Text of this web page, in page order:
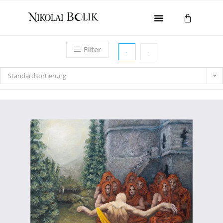
Gesamtwerk
Kontakt
Filter
Standardsortierung